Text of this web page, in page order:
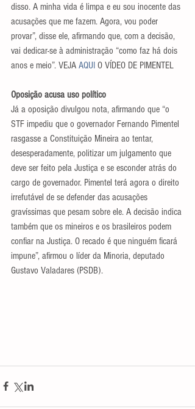
disso. A minha vida é limpa e eu sou inocente das
acusações que me fazem. Agora, vou poder
provar”, disse ele, afirmando que, com a decisão,
vai dedicar-se à administração “como faz há dois
anos e meio”. VEJA AQUI O VÍDEO DE PIMENTEL
Oposição acusa uso político
Já a oposição divulgou nota, afirmando que “o
STF impediu que o governador Fernando Pimentel
rasgasse a Constituição Mineira ao tentar,
desesperadamente, politizar um julgamento que
deve ser feito pela Justiça e se esconder atrás do
cargo de governador. Pimentel terá agora o direito
irrefutável de se defender das acusações
gravíssimas que pesam sobre ele. A decisão indica
também que os mineiros e os brasileiros podem
confiar na Justiça. O recado é que ninguém ficará
impune”, afirmou o líder da Minoria, deputado
Gustavo Valadares (PSDB).